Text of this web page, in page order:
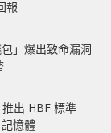
報
」爆出致命漏洞
推出 HBF 標準
憶體